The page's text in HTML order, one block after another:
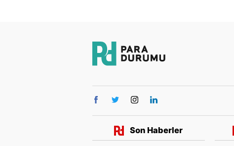
Son Haberler